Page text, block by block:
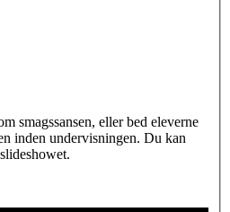
smagssansen, eller bed eleverne
inden undervisningen. Du kan